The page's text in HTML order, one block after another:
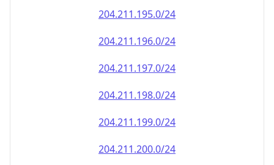
204.211.195.0/24
204.211.196.0/24
204.211.197.0/24
204.211.198.0/24
204.211.199.0/24
204.211.200.0/24